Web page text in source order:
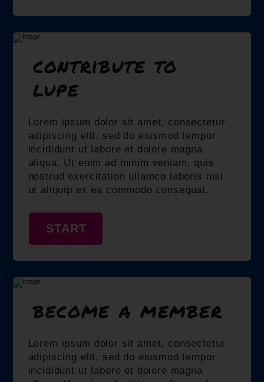
contribute to
lupe
Lorem ipsum dolor sit amet, consectetur
adipiscing elit, sed do eiusmod tempor
incididunt ut labore et dolore magna
aliqua. Ut enim ad minim veniam, quis
nostrud exercitation ullamco laboris nisi
ut aliquip ex ea commodo consequat.
START
become a member
Lorem ipsum dolor sit amet, consectetur
adipiscing elit, sed do eiusmod tempor
incididunt ut labore et dolore magna